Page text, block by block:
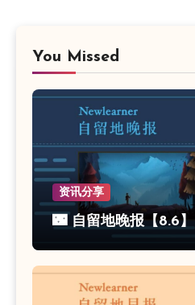
You Missed
资讯分享
🌃 自留地晚报【8.6】